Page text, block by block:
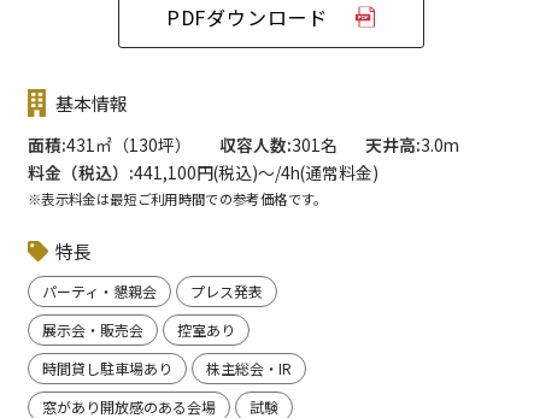
PDFダウンロード
基本情報
面積 431㎡（130坪） 収容人数 301名 天井高 3.0m
料金（税込）
441,100円(税込)〜/4h(通常料金)
※表示料金は最短ご利用時間での参考価格です。
特長
パーティ・懇親会
プレス発表
展示会・販売会
控室あり
時間貸し駐車場あり
株主総会・IR
窓があり開放感のある会場
試験